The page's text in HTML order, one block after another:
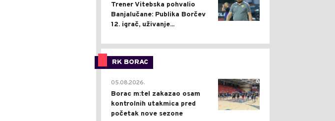
Trener Vitebska pohvalio
Banjalučane: Publika Borčev
12. igrač, uživanje...
RK BORAC
0
05.08.2026.
Borac m:tel zakazao osam
kontrolnih utakmica pred
početak nove sezone